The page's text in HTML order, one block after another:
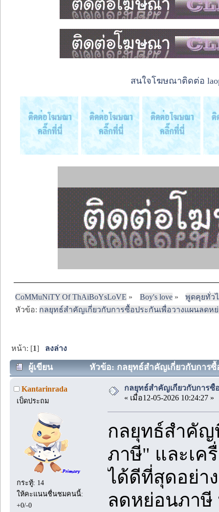
สนใจโฆษณาติดต่อ
CoMMuNiTY Of ThAiBoYsLoVE » Boy's love»
พูดคุยทั่ว
หัวข้อ: กลยุทธ์สำคัญเกี่ยวกับการซื้อประกันเพื่อวางแผนลดห
หน้า: [1] ลงล่าง
ผู้เขียน หัวข้อ: กลยุทธ์สำคัญเกี่ยวกับการซื้
Kantarinrada
เป็ดประถม
กระทู้: 14
ให้คะแนนชื่นชมคนนี้:
+0/-0
กลยุทธ์สำคัญเกี่ยวกับการซื้
« เมื่อ12-05-2026 10:24:27 »
กลยุทธ์สำคัญ
ภาษี" และเค
ได้ดีที่สุดอย่า
ลดหย่อนภาษี